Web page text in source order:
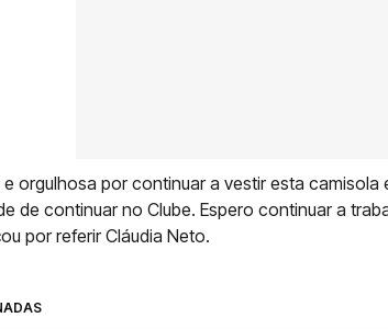
e orgulhosa por continuar a vestir esta
de continuar no Clube. Espero continuar a
por referir Cláudia Neto.